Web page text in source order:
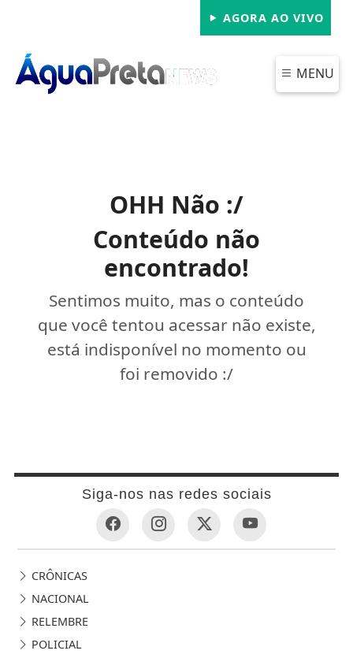
AGORA AO VIVO
MENU
OHH Não :/
Conteúdo não
encontrado!
Sentimos muito, mas o conteúdo
que você tentou acessar não existe,
está indisponível no momento ou
foi removido :/
Siga-nos nas redes sociais
CRÔNICAS
NACIONAL
RELEMBRE
POLICIAL